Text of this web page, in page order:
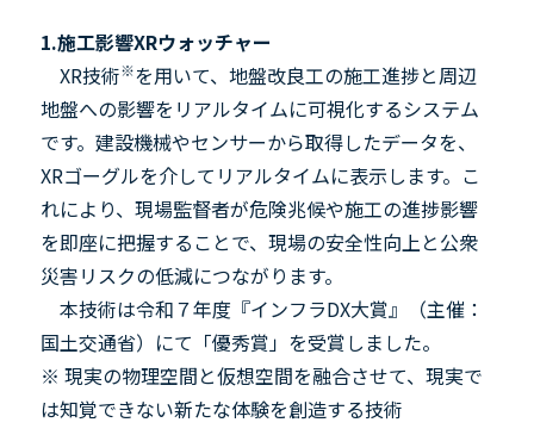
1.施工影響XRウォッチャー
XR技術※を用いて、地盤改良工の施工進捗と周辺
地盤への影響をリアルタイムに可視化するシステム
です。建設機械やセンサーから取得したデータを、
XRゴーグルを介してリアルタイムに表示します。こ
れにより、現場監督者が危険兆候や施工の進捗影響
を即座に把握することで、現場の安全性向上と公衆
災害リスクの低減につながります。
本技術は令和７年度『インフラDX大賞』（主催：
国土交通省）にて「優秀賞」を受賞しました。
※ 現実の物理空間と仮想空間を融合させて、現実で
は知覚できない新たな体験を創造する技術